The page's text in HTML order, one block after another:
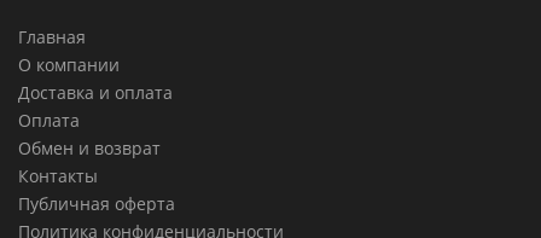
Главная
О компании
Доставка и оплата
Оплата
Обмен и возврат
Контакты
Публичная оферта
Политика конфиденциальности